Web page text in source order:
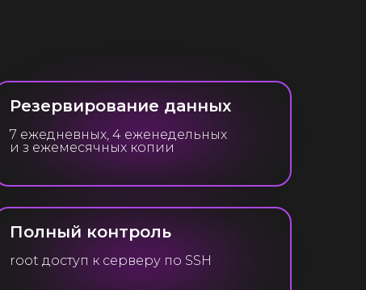
root доступ к серверу по SSH
Полный контроль
7 ежедневных, 4 еженедельных
и з ежемесячных копии
Резервирование данных